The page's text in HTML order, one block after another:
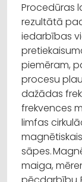
Procedūras
rezultātā
iedarbības
piemēram,
procesu
dažādas
frekvences
limfas
sāpes.
maiga,